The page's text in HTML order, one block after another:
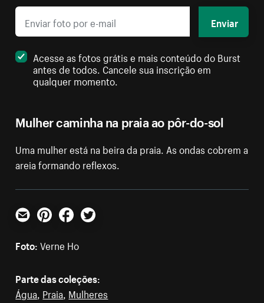
Mulher caminha na praia ao pôr-do-sol
Uma mulher está na beira da praia. As ondas cobrem a
areia formando reflexos.
Enviar
Acesse as fotos grátis e mais conteúdo do Burst
antes de todos. Cancele sua inscrição em
qualquer momento.
E-mailPinterestFacebookTwitter
Foto:Verne Ho
Parte das coleções:
Água Praia Mulheres